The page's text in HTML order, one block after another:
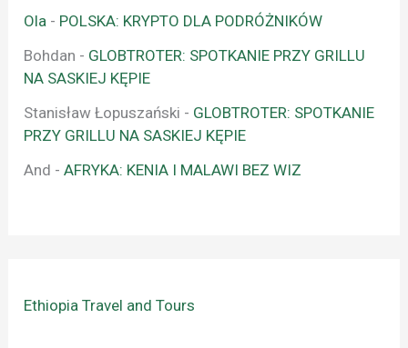
Ola - POLSKA: KRYPTO DLA PODRÓŻNIKÓW
Bohdan - GLOBTROTER: SPOTKANIE PRZY GRILLU
NA SASKIEJ KĘPIE
Stanisław Łopuszański - GLOBTROTER: SPOTKANIE
PRZY GRILLU NA SASKIEJ KĘPIE
And -AFRYKA: KENIA I MALAWI BEZ WIZ
Ethiopia Travel and Tours